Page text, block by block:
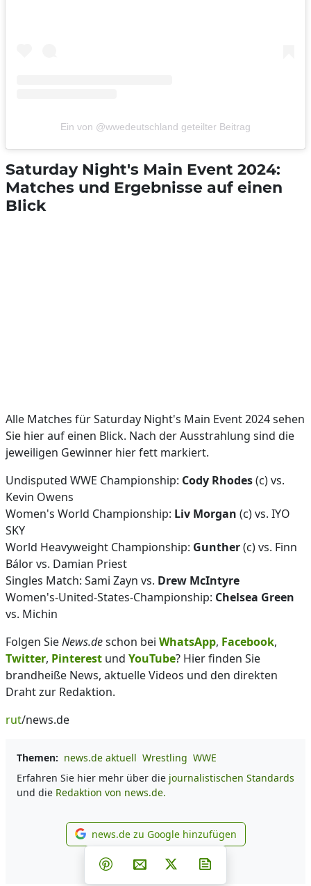
Ein von @wwedeutschland geteilter Beitrag
Saturday Night's Main Event 2024:
Matches und Ergebnisse auf einen
Blick
Alle Matches für Saturday Night's Main Event 2024 sehen
Sie hier auf einen Blick. Nach der Ausstrahlung sind die
jeweiligen Gewinner hier fett markiert.
Undisputed WWE Championship: Cody Rhodes(c) vs.
Kevin Owens
Women's World Championship: Liv Morgan (c) vs. IYO
SKY
World Heavyweight Championship: Gunther(c) vs. Finn
Bálor vs. Damian Priest
Singles Match: Sami Zayn vs. Drew McIntyre
Women's-United-States-Championship: Chelsea Green
vs. Michin
Folgen SieNews.deschon bei WhatsApp, Facebook,
Twitter, Pinterest und YouTube? Hier finden Sie
brandheiße News, aktuelle Videos und den direkten
Draht zur Redaktion.
rut/news.de
Themen: news.de aktuell Wrestling WWE
Erfahren Sie hier mehr über die journalistischen Standards
und die Redaktion von news.de.
news.de zu Google
news.de zu Google hinzufügen
Teilen auf Facebook
Teilen auf Whatsapp
Teilen auf Telegram
Teilen auf Pinterest
Per E-Mail teilen
Post auf X